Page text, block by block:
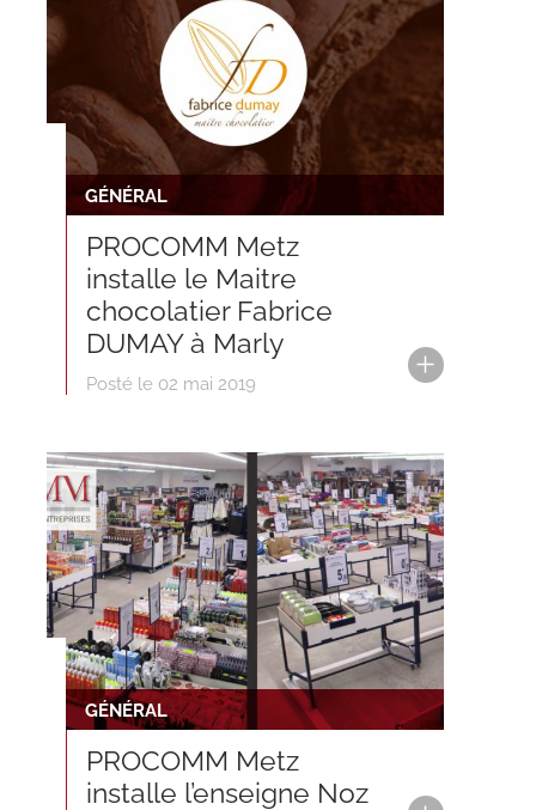
GÉNÉRAL
PROCOMM Metz
installe le Maitre
chocolatier Fabrice
DUMAY à Marly
Posté le 02 mai 2019
GÉNÉRAL
PROCOMM Metz
installe l’enseigne Noz